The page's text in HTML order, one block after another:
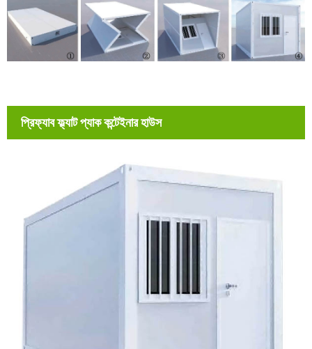
প্রিফ্যাব ফ্ল্যাট প্যাক কন্টেইনার হাউস